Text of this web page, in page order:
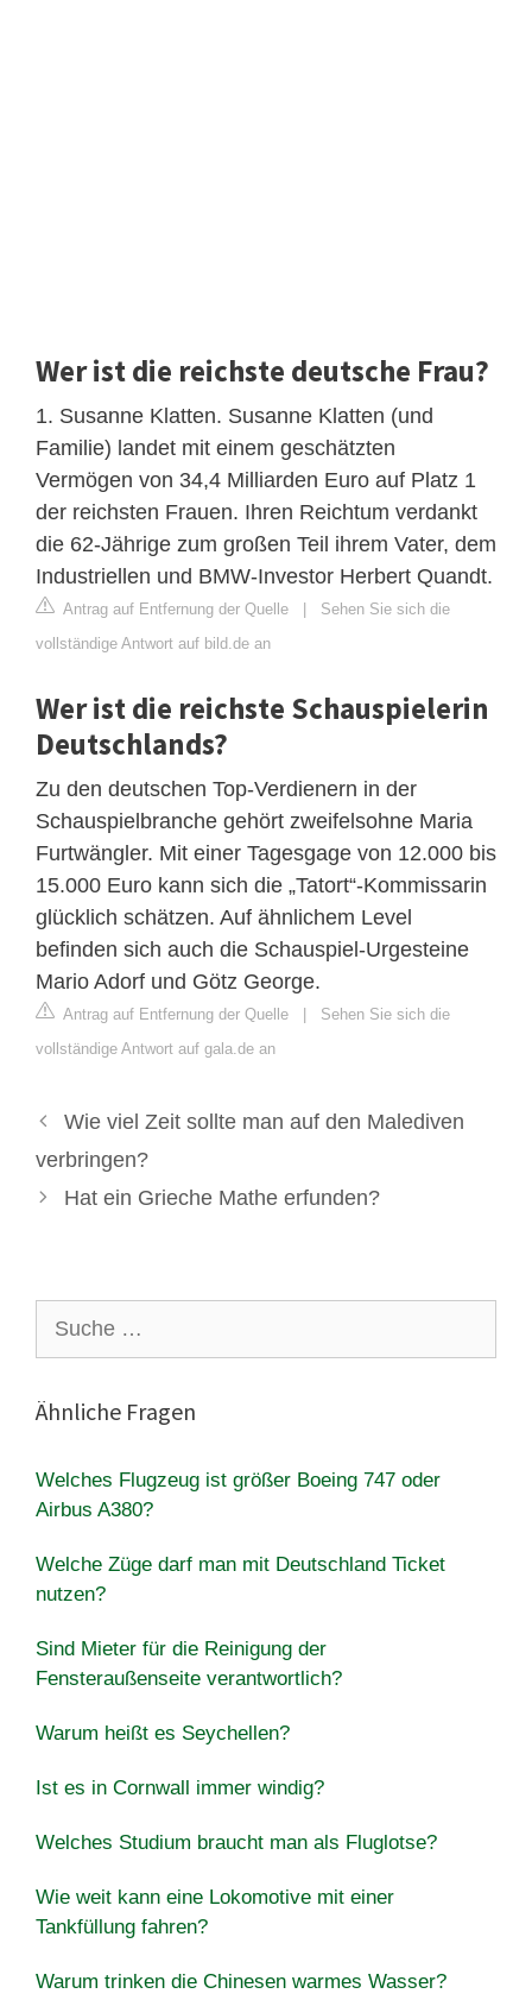
Wer ist die reichste deutsche Frau?
1. Susanne Klatten. Susanne Klatten (und
Familie) landet mit einem geschätzten
Vermögen von 34,4 Milliarden Euro auf Platz 1
der reichsten Frauen. Ihren Reichtum verdankt
die 62-Jährige zum großen Teil ihrem Vater, dem
Industriellen und BMW-Investor Herbert Quandt.
Antrag auf Entfernung der Quelle | Sehen Sie sich die
vollständige Antwort auf bild.de an
Wer ist die reichste Schauspielerin
Deutschlands?
Zu den deutschen Top-Verdienern in der
Schauspielbranche gehört zweifelsohne Maria
Furtwängler. Mit einer Tagesgage von 12.000 bis
15.000 Euro kann sich die „Tatort“-Kommissarin
glücklich schätzen. Auf ähnlichem Level
befinden sich auch die Schauspiel-Urgesteine
Mario Adorf und Götz George.
Antrag auf Entfernung der Quelle | Sehen Sie sich die
vollständige Antwort auf gala.de an
Wie viel Zeit sollte man auf den Malediven
verbringen?
Hat ein Grieche Mathe erfunden?
nach:
Ähnliche Fragen
Welches Flugzeug ist größer Boeing 747 oder
Airbus A380?
Welche Züge darf man mit Deutschland Ticket
nutzen?
Sind Mieter für die Reinigung der
Fensteraußenseite verantwortlich?
Warum heißt es Seychellen?
Ist es in Cornwall immer windig?
Welches Studium braucht man als Fluglotse?
Wie weit kann eine Lokomotive mit einer
Tankfüllung fahren?
Warum trinken die Chinesen warmes Wasser?